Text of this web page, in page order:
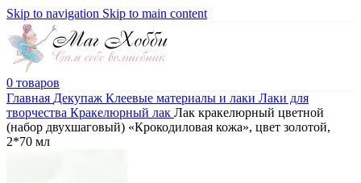
Skip to navigation Skip to main content
0 товаров
Главная Декупаж Клеевые материалы и лаки Лаки для
творчества Кракелюрный лак Лак кракелюрный цветной
(набор двухшаговый) «Крокодиловая кожа», цвет золотой,
2*70 мл